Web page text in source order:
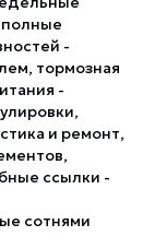
полные
-
тормозная
-
и ремонт,
ссылки -
сотнями